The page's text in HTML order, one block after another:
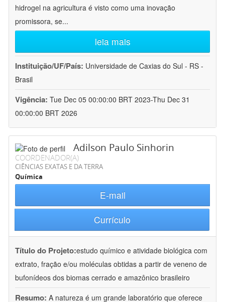
hidrogel na agricultura é visto como uma inovação
promissora, se...
leia mais
Instituição/UF/País: Universidade de Caxias do Sul - RS -
Brasil
Vigência: Tue Dec 05 00:00:00 BRT 2023-Thu Dec 31
00:00:00 BRT 2026
Adilson Paulo Sinhorin
COORDENADOR(A)
CIÊNCIAS EXATAS E DA TERRA
Química
E-mail
Currículo
Título do Projeto:estudo químico e atividade biológica com
extrato, fração e/ou moléculas obtidas a partir de veneno de
bufonídeos dos biomas cerrado e amazônico brasileiro
Resumo: A natureza é um grande laboratório que oferece